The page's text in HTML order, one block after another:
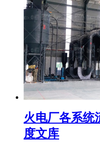
火电厂各系统
度文库